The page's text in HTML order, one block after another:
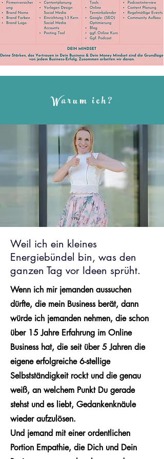
Warum ich?
Weil ich ein kleines
Energiebündel bin, was den
ganzen Tag vor Ideen sprüht.
Wenn ich mir jemanden aussuchen
dürfte, die mein Business berät, dann
würde ich jemanden nehmen, die schon
über 15 Jahre Erfahrung im Online
Business hat, die seit über 5 Jahren die
eigene erfolgreiche 6-stellige
Selbstständigkeit rockt und die genau
weiß, an welchem Punkt Du gerade
stehst und es liebt, Gedankenknäule
wieder aufzulösen.
Und jemand mit einer ordentlichen
Portion Empathie, die Dich und Dein